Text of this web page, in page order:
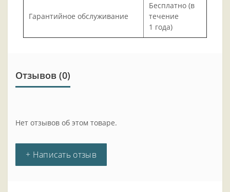
Гарантийное обслуживание
Бесплатно (в
течение
1 года)
Отзывов (0)
Нет отзывов об этом товаре.
+ Написать отзыв